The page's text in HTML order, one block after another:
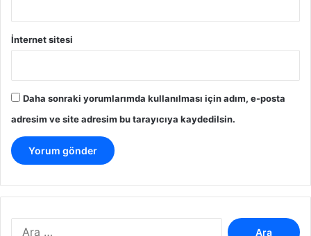
İnternet sitesi
Daha sonraki yorumlarımda kullanılması için adım, e-posta
adresim ve site adresim bu tarayıcıya kaydedilsin.